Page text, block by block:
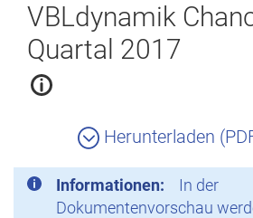
VBLdynamik
Quartal 2017
Herunterladen
Informationen:
In der
Dokumentenvorschau